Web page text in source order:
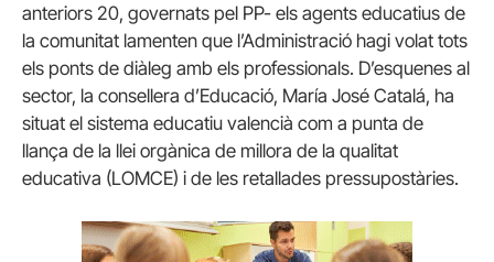
anteriors 20, governats pel PP- els agents educatius de
la comunitat lamenten que l’Administració hagi volat tots
els ponts de diàleg amb els professionals. D’esquenes al
sector, la consellera d’Educació, María José Catalá, ha
situat el sistema educatiu valencià com a punta de
llança de la llei orgànica de millora de la qualitat
educativa (LOMCE) i de les retallades pressupostàries.